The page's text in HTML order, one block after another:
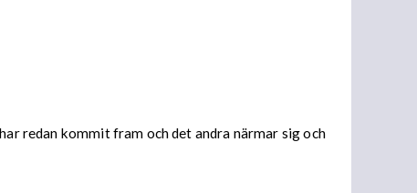
redan kommit fram och det andra närmar sig och